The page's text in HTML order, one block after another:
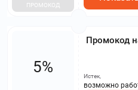
ПРОМОКОД
Промокод
5%
Истек,
возможно